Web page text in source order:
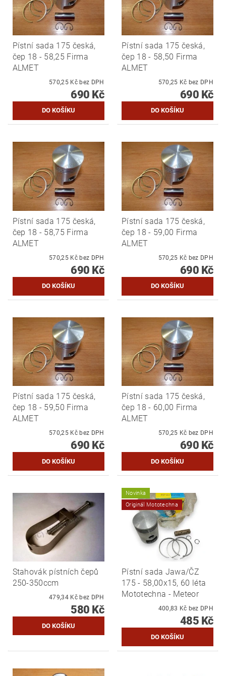
Pístní sada 175 česká,
čep 18 - 58,25 Firma
ALMET
570,25 Kč bez DPH
690 Kč
Pístní sada 175 česká,
čep 18 - 58,50 Firma
ALMET
570,25 Kč bez DPH
690 Kč
Pístní sada 175 česká,
čep 18 - 58,75 Firma
ALMET
570,25 Kč bez DPH
690 Kč
Pístní sada 175 česká,
čep 18 - 59,00 Firma
ALMET
570,25 Kč bez DPH
690 Kč
Pístní sada 175 česká,
čep 18 - 59,50 Firma
ALMET
570,25 Kč bez DPH
690 Kč
Pístní sada 175 česká,
čep 18 - 60,00 Firma
ALMET
570,25 Kč bez DPH
690 Kč
Stahovák pístních čepů
250-350ccm
479,34 Kč bez DPH
580 Kč
Novinka
Originál Mototechna
Pístní sada Jawa/ČZ
175 - 58,00x15, 60 léta
Mototechna - Meteor
400,83 Kč bez DPH
485 Kč